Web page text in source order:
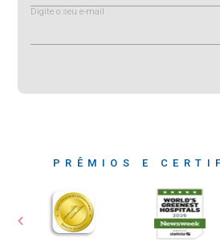
Digite o seu e-mail
PRÊMIOS E